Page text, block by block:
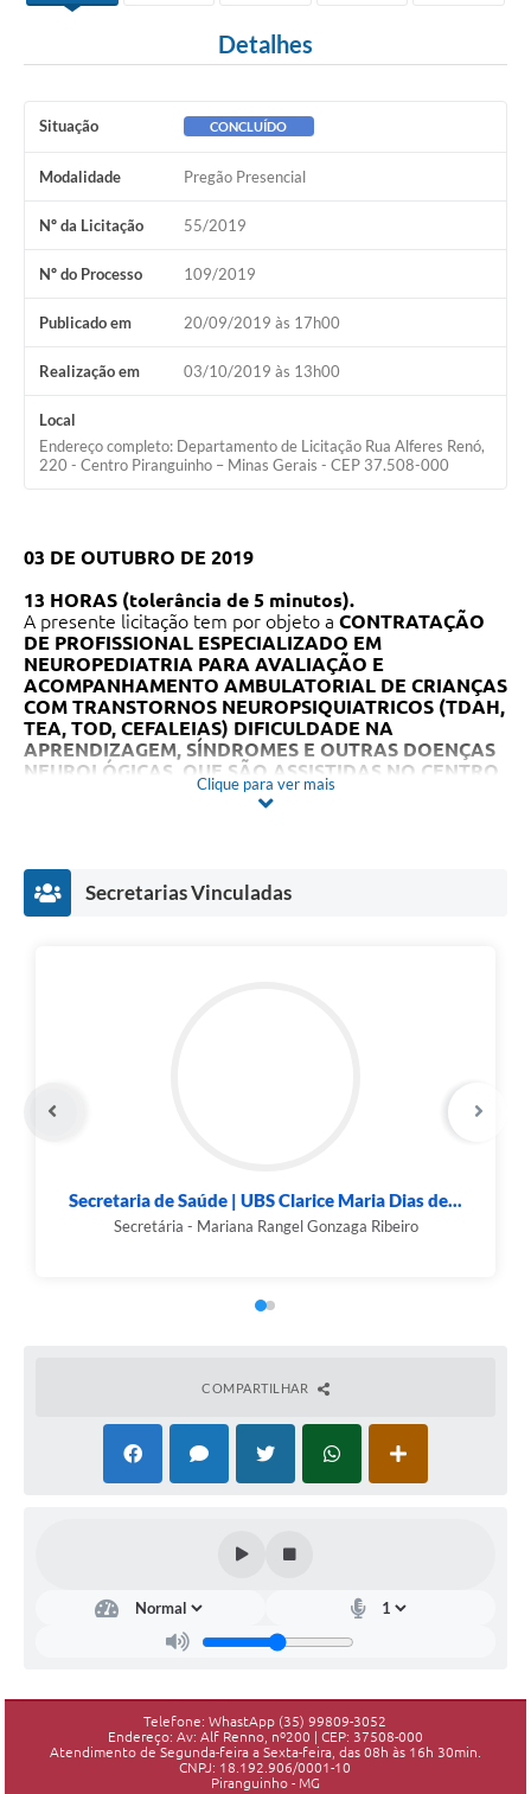
Detalhes
Situação CONCLUÍDO
Modalidade Pregão Presencial
Nº da Licitação 55/2019
Nº do Processo 109/2019
Publicado em 20/09/2019 às 17h00
Realização em 03/10/2019 às 13h00
Local
Endereço completo: Departamento de Licitação Rua Alferes Renó,
220 - Centro Piranguinho – Minas Gerais - CEP 37.508-000
03 DE OUTUBRO DE 2019
13 HORAS (tolerância de 5 minutos).
A presente licitação tem por objeto a CONTRATAÇÃO
DE PROFISSIONAL ESPECIALIZADO EM
NEUROPEDIATRIA PARA AVALIAÇÃO E
ACOMPANHAMENTO AMBULATORIAL DE CRIANÇAS
COM TRANSTORNOS NEUROPSIQUIATRICOS (TDAH,
TEA, TOD, CEFALEIAS) DIFICULDADE NA
APRENDIZAGEM, SÍNDROMES E OUTRAS DOENÇAS
NEUROLÓGICAS, QUE SÃO ASSISTIDAS NO CENTRO
ESPECIALIZADO EDUCACIONAL MULTIDICIPLINAR
PARA ATENDER A SECRETARIA MUNICIPAL DE
Clique para ver mais
Secretarias Vinculadas
Secretaria de Saúde | UBS Clarice Maria Dias de...
Secretária - Mariana Rangel Gonzaga Ribeiro
COMPARTILHAR
Telefone: WhastApp (35) 99809-3052
Endereço: Av: Alf Renno, nº200 | CEP: 37508-000
Atendimento de Segunda-feira a Sexta-feira, das 08h às 16h 30min.
CNPJ: 18.192.906/0001-10
Piranguinho - MG